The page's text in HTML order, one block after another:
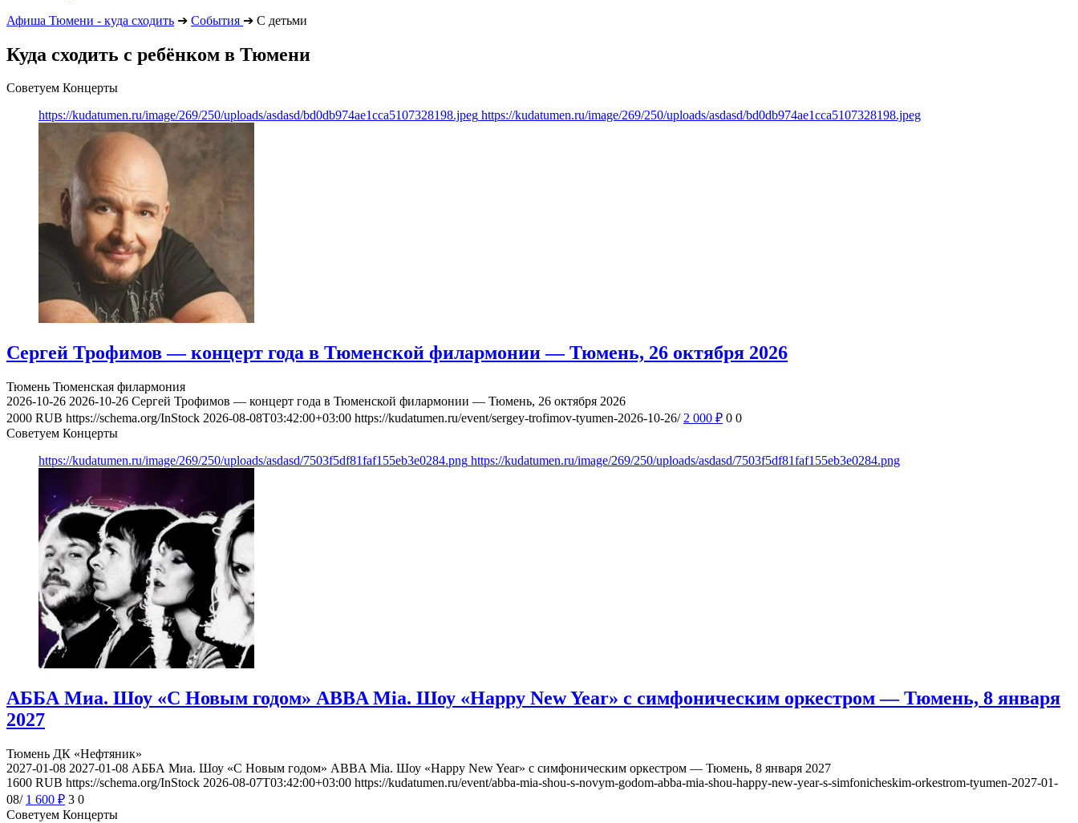
Афиша Тюмени - куда сходить ➔ События ➔ С детьми
Куда сходить с ребёнком в Тюмени
Советуем Концерты
https://kudatumen.ru/image/269/250/uploads/asdasd/bd0db974ae1cca5107328198.jpeg https://kudatumen.ru/image/269/250/uploads/asdasd/bd0db974ae1cca5107328198.jpeg
Сергей Трофимов — концерт года в Тюменской филармонии — Тюмень, 26 октября 2026
Тюмень Тюменская филармония
2026-10-26 2026-10-26 Сергей Трофимов — концерт года в Тюменской филармонии — Тюмень, 26 октября 2026
2000 RUB https://schema.org/InStock 2026-08-08T03:42:00+03:00 https://kudatumen.ru/event/sergey-trofimov-tyumen-2026-10-26/ 2 000 ₽ 0 0
Советуем Концерты
https://kudatumen.ru/image/269/250/uploads/asdasd/7503f5df81faf155eb3e0284.png https://kudatumen.ru/image/269/250/uploads/asdasd/7503f5df81faf155eb3e0284.png
АББА Миа. Шоу «С Новым годом» ABBA Mia. Шоу «Happy New Year» с симфоническим оркестром — Тюмень, 8 января
2027
Тюмень ДК «Нефтяник»
2027-01-08 2027-01-08 АББА Миа. Шоу «С Новым годом» ABBA Mia. Шоу «Happy New Year» с симфоническим оркестром — Тюмень, 8 января 2027
1600 RUB https://schema.org/InStock 2026-08-07T03:42:00+03:00 https://kudatumen.ru/event/abba-mia-shou-s-novym-godom-abba-mia-shou-happy-new-year-s-simfonicheskim-orkestrom-tyumen-2027-01-
08/ 1 600 ₽ 3 0
Советуем Концерты